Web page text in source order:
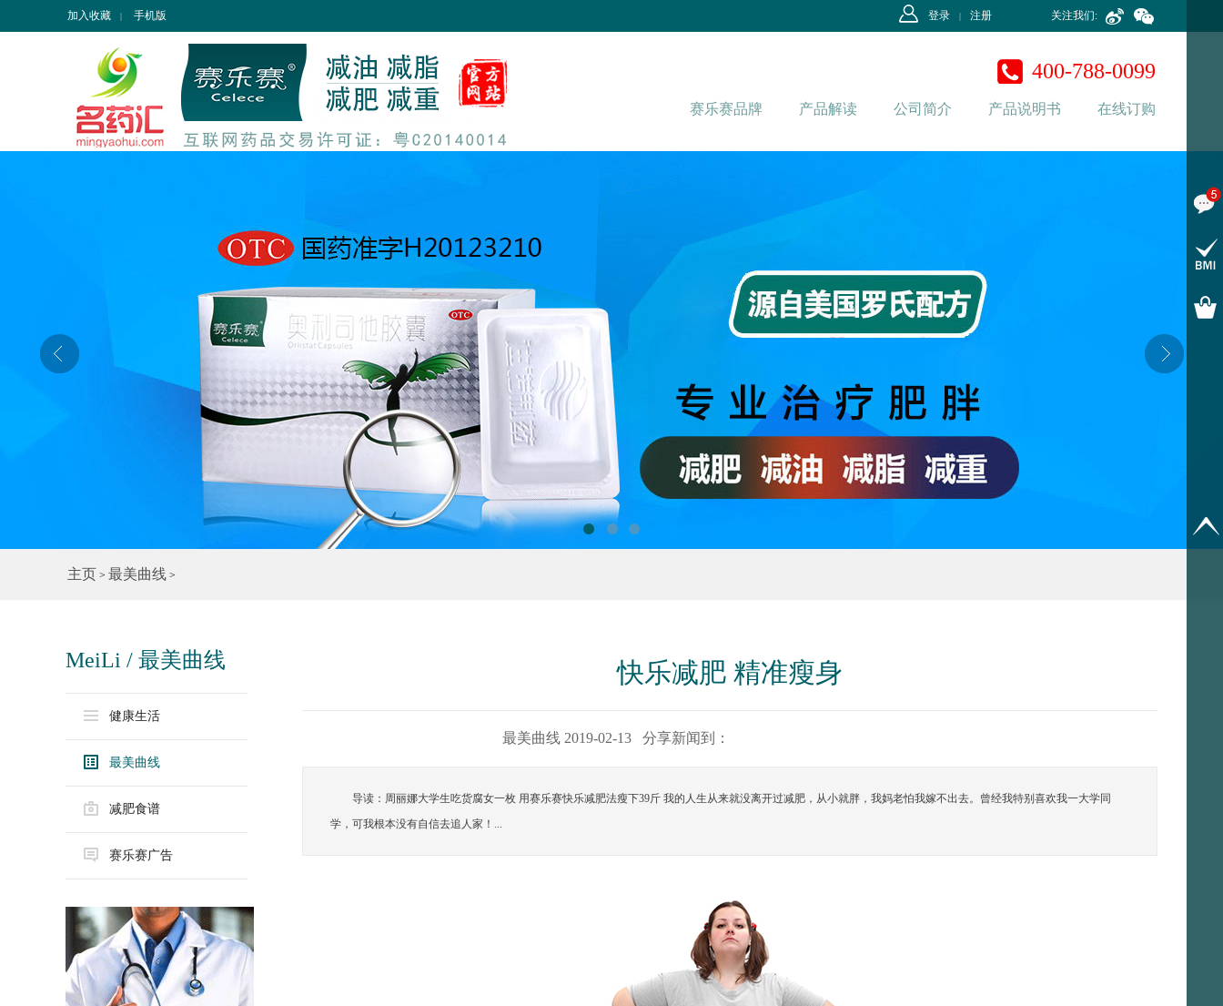
加入收藏 | 手机版 登录 | 注册 关注我们:
400-788-0099
赛乐赛品牌 产品解读 公司简介 产品说明书 在线订购
主页 > 最美曲线 >
MeiLi / 最美曲线
健康生活
最美曲线
减肥食谱
赛乐赛广告
快乐减肥 精准瘦身
最美曲线 2019-02-13 分享新闻到：
导读：周丽娜大学生吃货腐女一枚 用赛乐赛快乐减肥法瘦下39斤 我的人生从来就没离开过减肥，从小就胖，我妈老怕我嫁不出去。曾经我特别喜欢我一大学同
学，可我根本没有自信去追人家！...